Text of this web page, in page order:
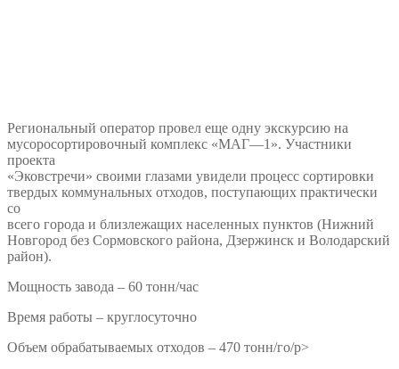
Региональный оператор провел еще одну экскурсию на
мусоросортировочный комплекс «МАГ—1». Участники
проекта
«Эковстречи» своими глазами увидели процесс сортировки
твердых коммунальных отходов, поступающих практически
со
всего города и близлежащих населенных пунктов (Нижний
Новгород без Сормовского района, Дзержинск и Володарский
район).
Мощность завода – 60 тонн/час
Время работы – круглосуточно
Объем обрабатываемых отходов – 470 тонн/го/p>